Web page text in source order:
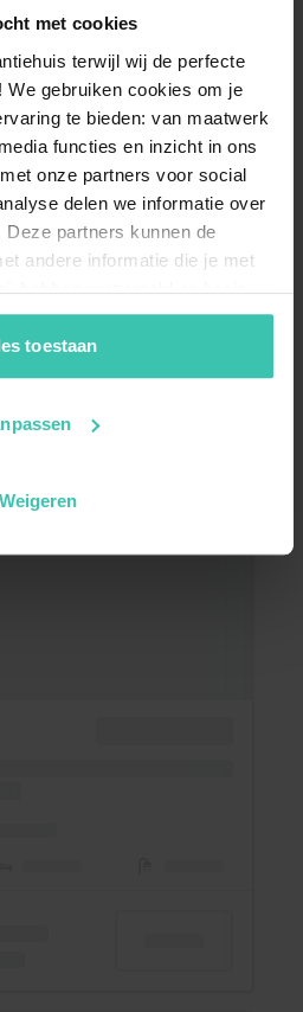
met cookies
terwijl wij de perfecte
gebruiken cookies om je
te bieden: van maatwerk
functies en inzicht in ons
onze partners voor social
delen we informatie over
partners kunnen de
andere informatie die je met
hebben verzameld op basis
Zo zorgen we ervoor dat
en op maat verloopt!
toestaan
Weigeren